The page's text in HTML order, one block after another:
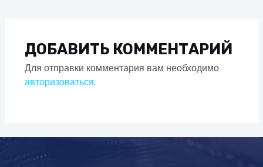
ДОБАВИТЬ КОММЕНТАРИЙ
Для отправки комментария вам необходимо
авторизоваться.